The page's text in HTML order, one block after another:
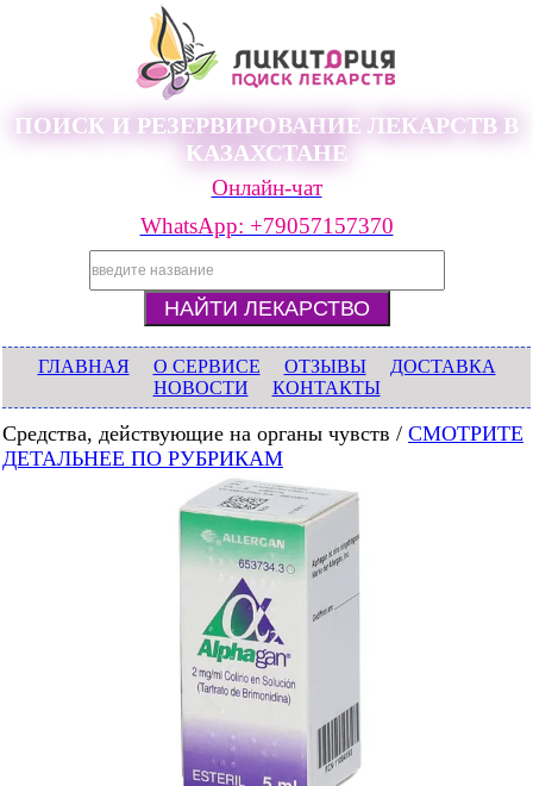
ПОИСК И РЕЗЕРВИРОВАНИЕ ЛЕКАРСТВ В
КАЗАХСТАНЕ
Онлайн-чат
WhatsApp: +79057157370
ГЛАВНАЯ О СЕРВИСЕ ОТЗЫВЫ
ДОСТАВКА
НОВОСТИ
КОНТАКТЫ
Средства, действующие на органы чувств / СМОТРИТЕ
ДЕТАЛЬНЕЕ ПО РУБРИКАМ